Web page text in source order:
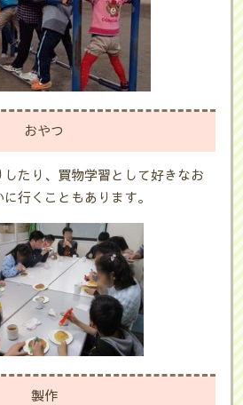
おやつ
たり、買物学習として好きなお
行くこともあります。
製作